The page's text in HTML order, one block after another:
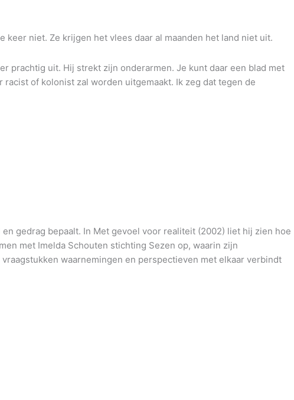
niet. Ze krijgen het vlees daar al maanden het land niet uit.
prachtig uit. Hij strekt zijn onderarmen. Je kunt daar een blad met
of kolonist zal worden uitgemaakt. Ik zeg dat tegen de
gedrag bepaalt. In Met gevoel voor realiteit (2002) liet hij zien hoe
met Imelda Schouten stichting Sezen op, waarin zijn
waarnemingen en perspectieven met elkaar verbindt